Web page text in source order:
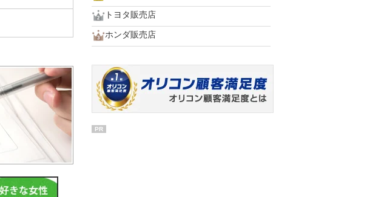
トヨタ販売店
ホンダ販売店
PR